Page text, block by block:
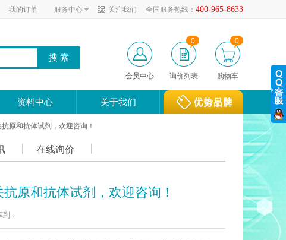
全国服务热线： 400-965-8633
关注我们
服务中心
我的订单
会员中心 询价列表
0
购物车
0
资料中心 关于我们
原和抗体试剂，欢迎咨询！
在线询价
原和抗体试剂，欢迎咨询！
到：